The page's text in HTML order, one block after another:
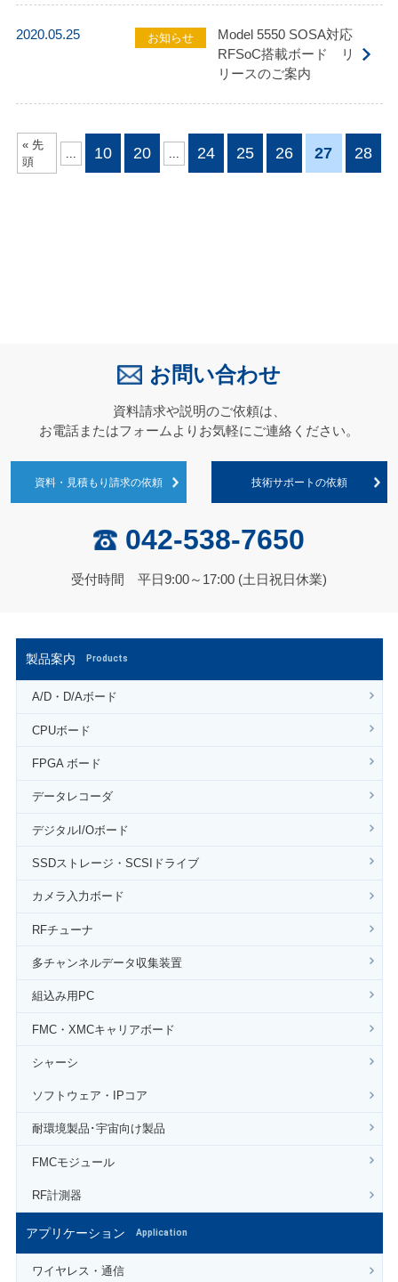
製品案内 Products
A/D・D/Aボード
CPUボード
FPGA ボード
データレコーダ
デジタルI/Oボード
SSDストレージ・SCSIドライブ
カメラ入力ボード
RFチューナ
多チャンネルデータ収集装置
組込み用PC
FMC・XMCキャリアボード
シャーシ
ソフトウェア・IPコア
耐環境製品･宇宙向け製品
FMCモジュール
RF計測器
アプリケーション Application
ワイヤレス・通信
2020.05.25 お知らせ
Model 5550 SOSA対応
RFSoC搭載ボード リ
リースのご案内
« 先
頭
10 20 24 25 26 27 28
お問い合わせ
資料請求や説明のご依頼は、
お電話またはフォームよりお気軽にご連絡ください。
資料・見積もり請求の依頼 技術サポートの依頼
042-538-7650
受付時間 平日9:00～17:00 (土日祝日休業)